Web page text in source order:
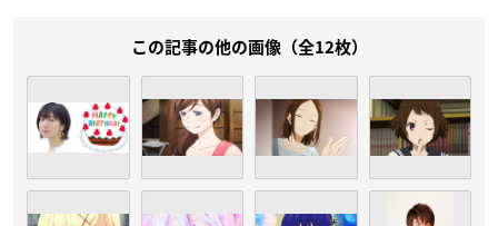
この記事の他の画像（全12枚）